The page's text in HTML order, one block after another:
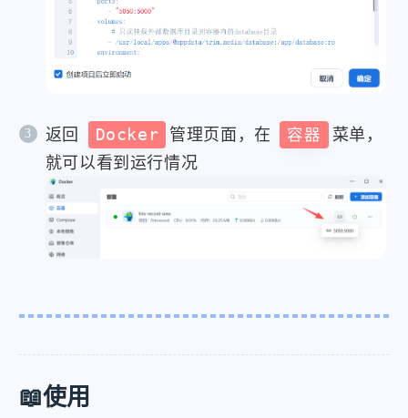
返回 Docker 管理页面，在 容器
菜单，
就可以看到运行情况
📖使用